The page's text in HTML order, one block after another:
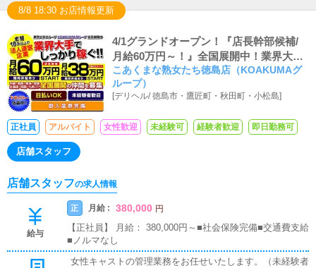
8/8 18:30 お店情報更新
4/1グランドオープン！『店長幹部候補/
月給60万円～！』全国展開中！業界大
手！全額日払い可＆即入居可能な社員寮
あり
こあくまな熟女たち徳島店（KOAKUMAグ
ループ）
[デリヘル/徳島市・鷹匠町・秋田町・小松島]
正社員 アルバイト 女性歓迎 未経験可 経験者歓迎 即日勤務可
店舗スタッフ
店舗スタッフの求人情報
給与
正 月給 : 380,000 円
【正社員】 月給： 380,000円～■社会保険完備■交通費支給
■ノルマなし
女性キャストの管理業務をお任せいたします。（未経験者